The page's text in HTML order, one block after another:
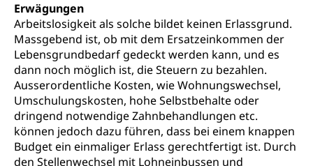
Erwägungen
Arbeitslosigkeit als solche bildet keinen Erlassgrund.
Massgebend ist, ob mit dem Ersatzeinkommen der
Lebensgrundbedarf gedeckt werden kann, und es
dann noch möglich ist, die Steuern zu bezahlen.
Ausserordentliche Kosten, wie Wohnungswechsel,
Umschulungskosten, hohe Selbstbehalte oder
dringend notwendige Zahnbehandlungen etc.
können jedoch dazu führen, dass bei einem knappen
Budget ein einmaliger Erlass gerechtfertigt ist. Durch
den Stellenwechsel mit Lohneinbussen und